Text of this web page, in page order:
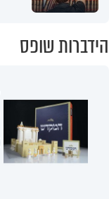
הידברות שופס